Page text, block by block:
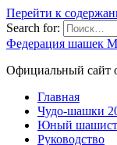
Перейти к
Search for:
Федерация шашек
Официальный сайт
Главная
Чудо-шашки
Юный шашист
Руководство